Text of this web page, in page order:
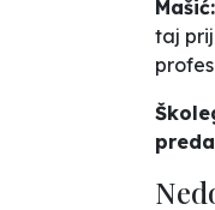
Mašić:
taj